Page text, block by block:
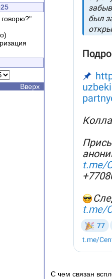
говорю?"
Вверх
С чем связан